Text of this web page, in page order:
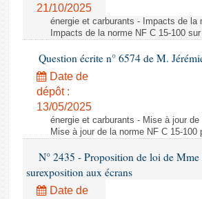
21/10/2025
énergie et carburants - Impacts de
Impacts de la norme NF C 15-100
Question écrite n° 6574 de M.
Date de
dépôt :
13/05/2025
énergie et carburants - Mise à jour
Mise à jour de la norme NF C 15-
N° 2435 - Proposition de loi de
surexposition aux écrans
Date de